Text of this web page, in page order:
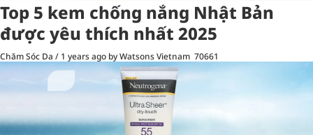
Top 5 kem chống nắng Nhật Bản
được yêu thích nhất 2025
Chăm Sóc Da / 1 years ago by Watsons Vietnam 70661